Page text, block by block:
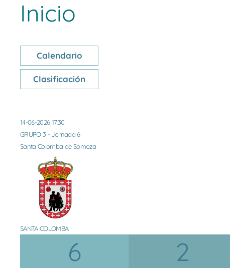
Inicio
Calendario
Clasificación
14-06-2026 17:30
GRUPO 3 - Jornada 6
Santa Colomba de Somoza
SANTA COLOMBA
6 2